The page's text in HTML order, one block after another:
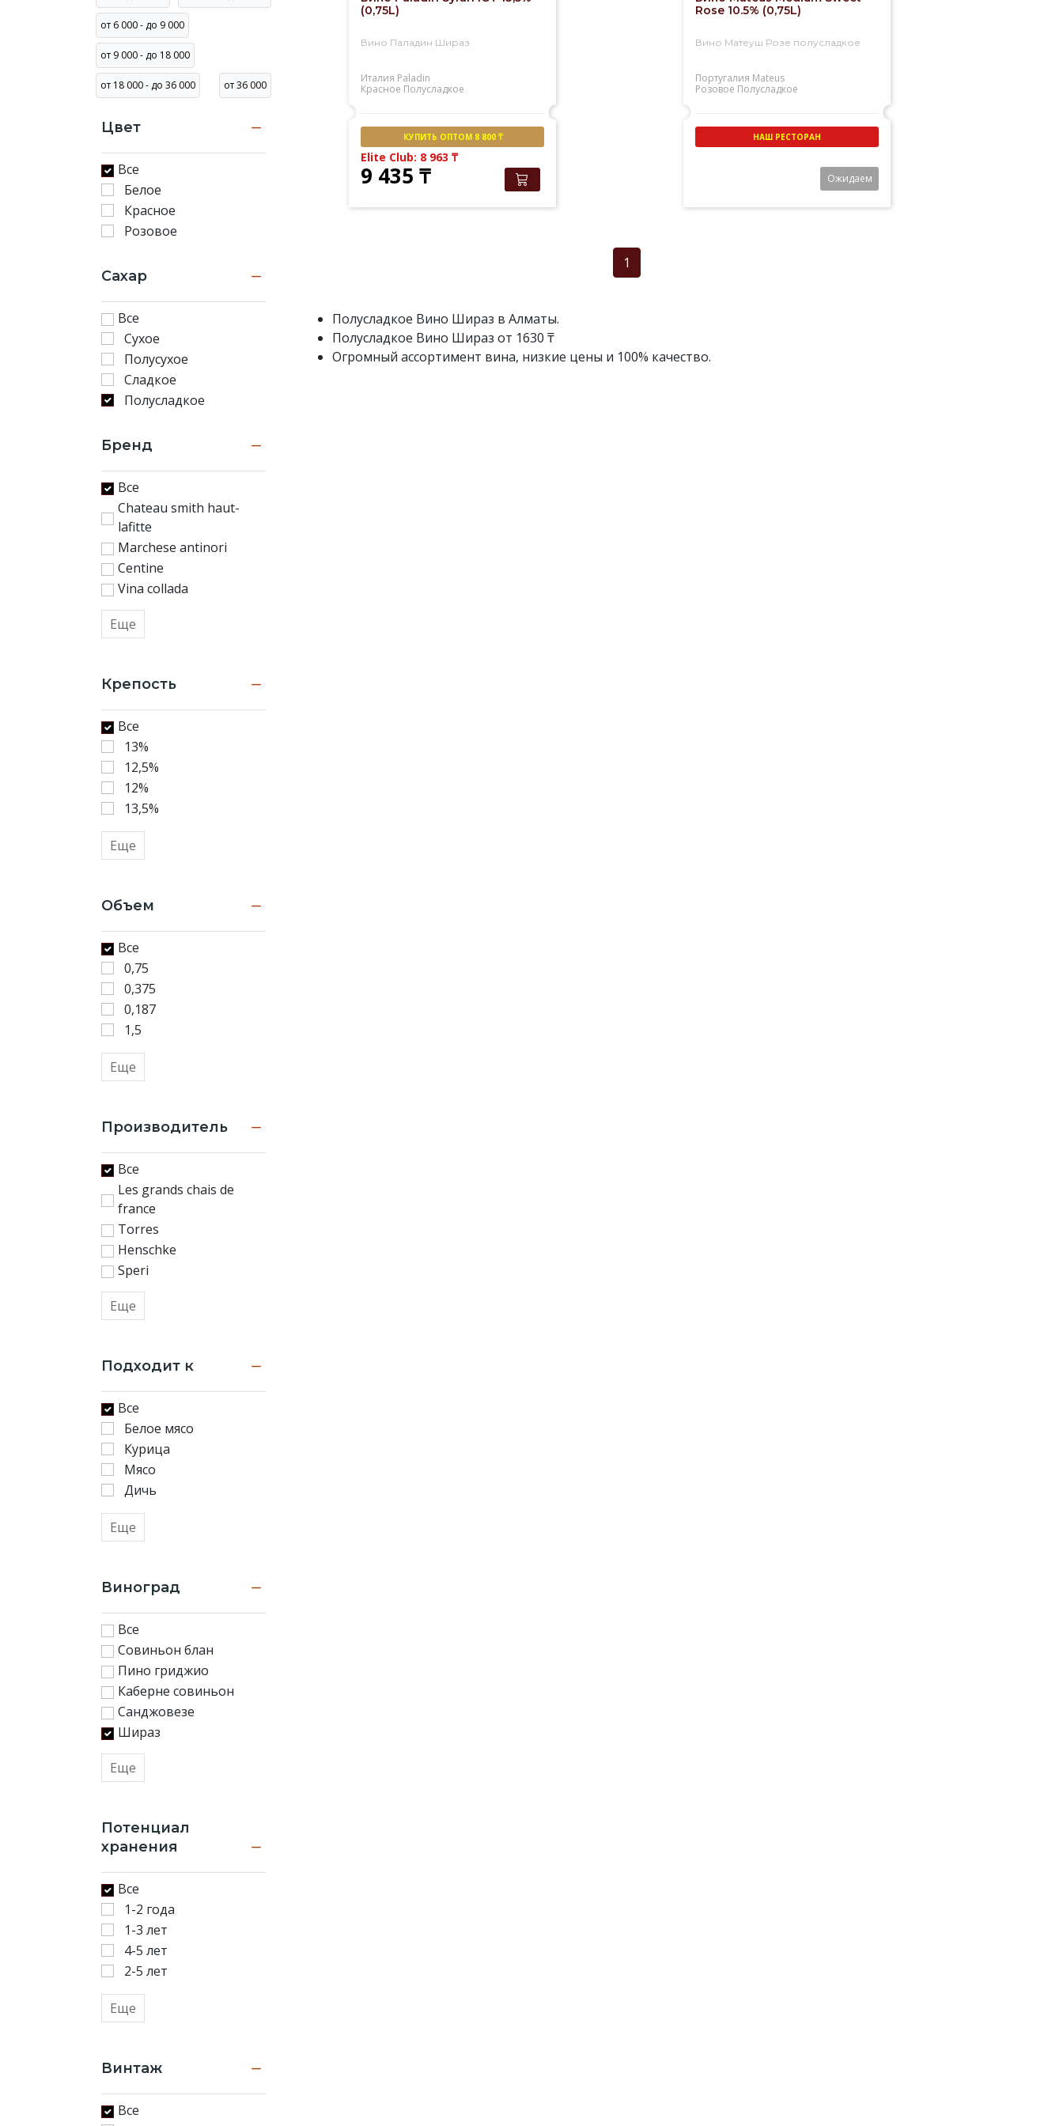
раз.
Доставка
вина
в
Алматы
течение
часов.
от 6 000 - до 9 000
от 9 000 - до 18 000
от 18 000 - до 36 000 от 36 000
Цвет
Все
Белое
Красное
Розовое
Сахар
Все
Сухое
Полусухое
Сладкое
Полусладкое
Бренд
Все
Chateau smith haut-
lafitte
Marchese antinori
Centine
Vina collada
Еще
Крепость
Все
13%
12,5%
12%
13,5%
Еще
Объем
Все
0,75
0,375
0,187
1,5
Еще
Производитель
Все
Les grands chais de
france
Torres
Henschke
Speri
Еще
Подходит к
Все
Белое мясо
Курица
Мясо
Дичь
Еще
Виноград
Все
Совиньон блан
Пино гриджио
Каберне совиньон
Санджовезе
Шираз
Еще
Потенциал
хранения
Все
1-2 года
1-3 лет
4-5 лет
2-5 лет
Еще
Винтаж
Все
(0,75L)
Вино Паладин Шираз
Италия Paladin
Красное Полусладкое
КУПИТЬ ОПТОМ 8 800 ₸
Elite Club: 8 963 ₸
9 435 ₸
Rose 10.5% (0,75L)
Вино Матеуш Розе полусладкое
Португалия Mateus
Розовое Полусладкое
НАШ РЕСТОРАН
Ожидаем
1
Полусладкое Вино Шираз в Алматы.
Полусладкое Вино Шираз от 1630 ₸
Огромный ассортимент вина, низкие цены и 100% качество.